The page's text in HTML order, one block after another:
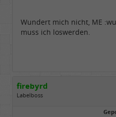
Wundert mich nicht, ME
muss ich loswerden.
firebyrd
Labelboss
Hausgeburt